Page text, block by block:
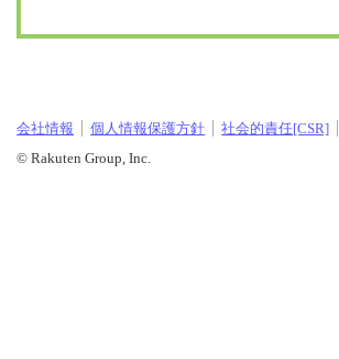
会社情報 個人情報保護方針 社会的責任[CSR]
© Rakuten Group, Inc.